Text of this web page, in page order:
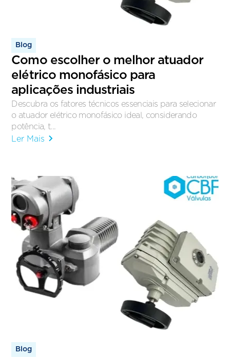
Blog
Como escolher o melhor atuador
elétrico monofásico para
aplicações industriais
Descubra os fatores técnicos essenciais para selecionar
o atuador elétrico monofásico ideal, considerando
potência, t...
Ler Mais
Blog